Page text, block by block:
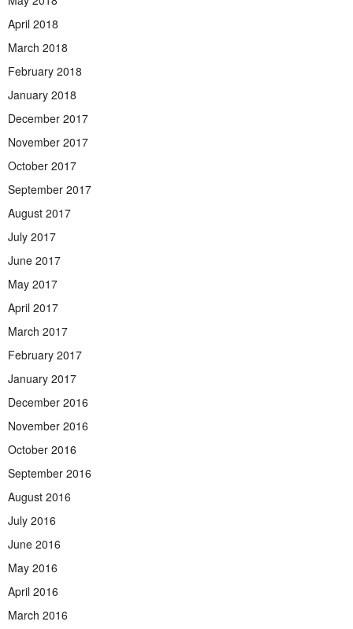
April 2018
March 2018
February 2018
January 2018
December 2017
November 2017
October 2017
September 2017
August 2017
July 2017
June 2017
May 2017
April 2017
March 2017
February 2017
January 2017
December 2016
November 2016
October 2016
September 2016
August 2016
July 2016
June 2016
May 2016
April 2016
March 2016